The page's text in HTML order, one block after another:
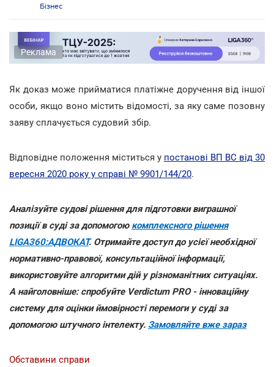
Бізнес
Реклама
Як доказ може прийматися платіжне доручення від іншої
особи, якщо воно містить відомості, за яку саме позовну
заяву сплачується судовий збір.
Відповідне положення міститься у постанові ВП ВС від 30
вересня 2020 року у справі № 9901/144/20.
Аналізуйте судові рішення для підготовки виграшної
позиції в суді за допомогою комплексного рішення
LIGA360:АДВОКАТ. Отримайте доступ до усієї необхідної
нормативно-правової, консультаційної інформації,
використовуйте алгоритми дій у різноманітних ситуаціях.
А найголовніше: спробуйте Verdictum PRO - інноваційну
систему для оцінки ймовірності перемоги у суді за
допомогою штучного інтелекту. Замовляйте вже зараз
Обставини справи